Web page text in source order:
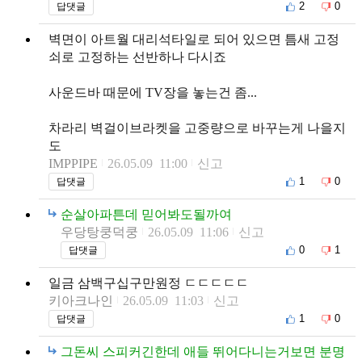
답댓글 2 0
벽면이 아트월 대리석타일로 되어 있으면 틈새 고정
쇠로 고정하는 선반하나 다시죠
사운드바 때문에 TV장을 놓는건 좀...
차라리 벽걸이브라켓을 고중량으로 바꾸는게 나을지
도
IMPPIPE
26.05.09 11:00 신고
답댓글 1 0
순살아파튼데 믿어봐도될까여
우당탕쿵덕쿵
26.05.09 11:06 신고
답댓글 0 1
일금 삼백구십구만원정 ㄷㄷㄷㄷㄷ
키아크나인
26.05.09 11:03 신고
답댓글 1 0
그돈씨 스피커긴한데 애들 뛰어다니는거보면 분명